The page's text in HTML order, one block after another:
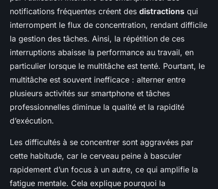
notifications fréquentes créent des distractions qui
interrompent le flux de concentration, rendant difficile
la gestion des tâches. Ainsi, la répétition de ces
interruptions abaisse la performance au travail, en
particulier lorsque le multitâche est tenté. Pourtant, le
multitâche est souvent inefficace : alterner entre
plusieurs activités sur smartphone et tâches
professionnelles diminue la qualité et la rapidité
d’exécution.
Les difficultés à se concentrer sont aggravées par
cette habitude, car le cerveau peine à basculer
rapidement d’un focus à un autre, ce qui amplifie la
fatigue mentale. Cela explique pourquoi la